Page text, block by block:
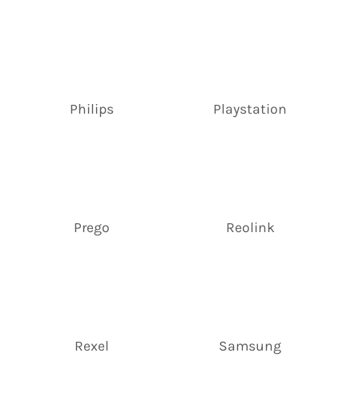
Philips Playstation
Prego Reolink
Rexel Samsung